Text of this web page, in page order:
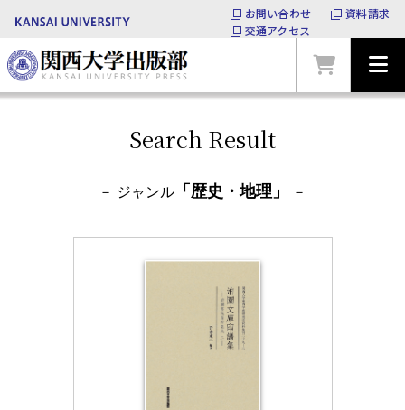
お問い合わせ
資料請求
交通アクセス
Search Result
－ ジャンル 「歴史・地理」 －